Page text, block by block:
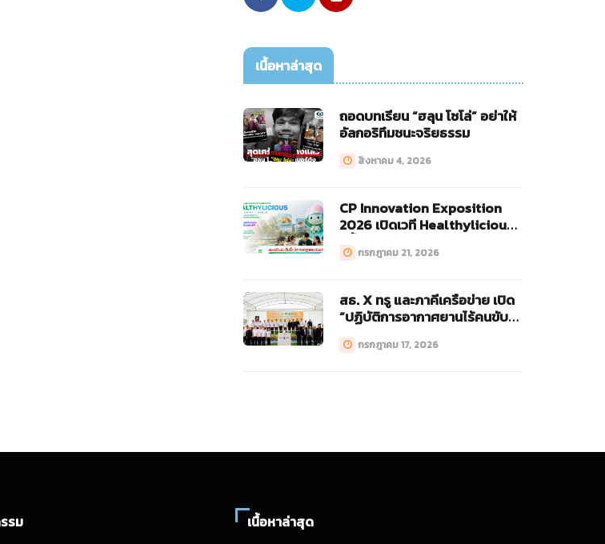
เนื้อหาล่าสุด
ถอดบทเรียน “ฮลุน โซโล่” อย่าให้
อัลกอริทึมชนะจริยธรรม
สิงหาคม 4, 2026
CP Innovation Exposition
2026 เปิดเวที Healthylicious
กรกฎาคม 21, 2026
สธ. X ทรู และภาคีเครือข่าย เปิด
“ปฏิบัติการอากาศยานไร้คนขับ
กรกฎาคม 17, 2026
รม เนื้อหาล่าสุด